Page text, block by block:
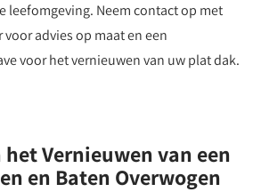
leefomgeving. Neem contact op met
advies op maat en een
voor het vernieuwen van uw plat dak.
Vernieuwen van een
en Baten Overwogen